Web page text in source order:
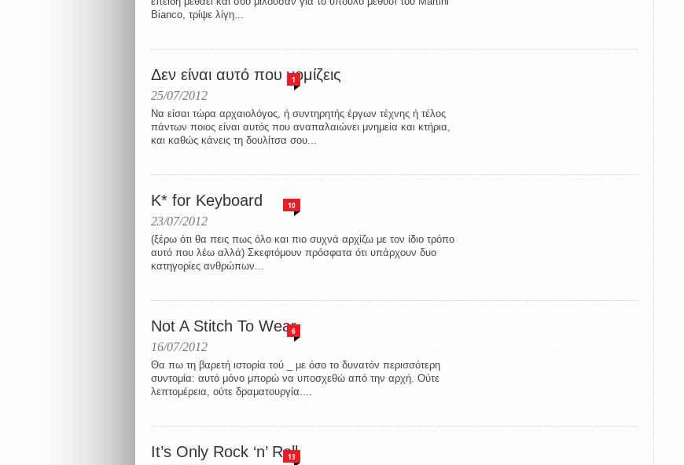
Bianco, τρίψε λίγη...
1
Δεν είναι αυτό που νομίζεις
25/07/2012
Να είσαι τώρα αρχαιολόγος, ή συντηρητής έργων τέχνης ή τέλος
πάντων ποιος είναι αυτός που αναπαλαιώνει μνημεία και κτήρια,
και καθώς κάνεις τη δουλίτσα σου...
10
Κ* for Keyboard
23/07/2012
(ξέρω ότι θα πεις πως όλο και πιο συχνά αρχίζω με τον ίδιο τρόπο
αυτό που λέω αλλά) Σκεφτόμουν πρόσφατα ότι υπάρχουν δυο
κατηγορίες ανθρώπων...
6
Not A Stitch To Wear
16/07/2012
Θα πω τη βαρετή ιστορία τού _ με όσο το δυνατόν περισσότερη
συντομία: αυτό μόνο μπορώ να υποσχεθώ από την αρχή. Ούτε
λεπτομέρεια, ούτε δραματουργία....
13
It’s Only Rock ‘n’ Roll